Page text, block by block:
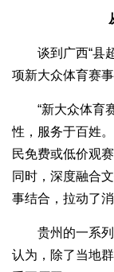
谈到广西“县超
项新大众体育赛事
“新大众体育赛
性，服务于百姓
民免费或低价观
同时，深度融合
事结合，拉动了消
贵州的一系列
认为，除了当地